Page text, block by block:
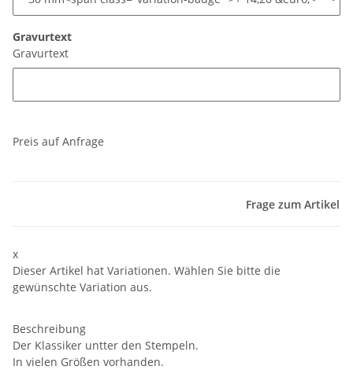
Gravurtext
Gravurtext
Preis auf Anfrage
Frage zum Artikel
x
Dieser Artikel hat Variationen. Wählen Sie bitte die
gewünschte Variation aus.
Beschreibung
Der Klassiker untter den Stempeln.
In vielen Größen vorhanden.